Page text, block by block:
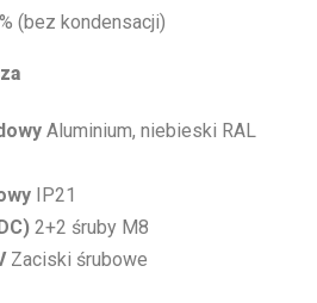
(bez kondensacji)
Aluminium, niebieski RAL
IP21
2+2 śruby M8
Zaciski śrubowe